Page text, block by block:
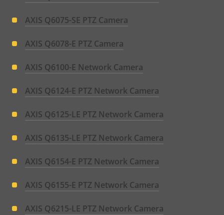
AXIS Q6075-SE PTZ Camera
AXIS Q6078-E PTZ Camera
AXIS Q6100-E Network Camera
AXIS Q6124-E PTZ Network Camera
AXIS Q6125-LE PTZ Network Camera
AXIS Q6135-LE PTZ Network Camera
AXIS Q6154-E PTZ Network Camera
AXIS Q6155-E PTZ Network Camera
AXIS Q6215-LE PTZ Network Camera